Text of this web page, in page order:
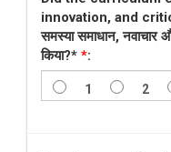
innovation, and
समस्या समाधान, नवाचार
किया?* *:
1 2